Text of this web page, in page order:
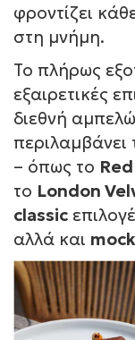
φροντίζει
στη μνήμη.
Το πλήρως
εξαιρετικές
διεθνή
– όπως το
το London
classic
αλλά και